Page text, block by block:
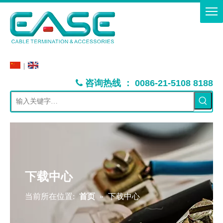
 咨询热线 ： 0086-21-5108 8188
下载中心
当前所在位置: 首页 » 下载中心